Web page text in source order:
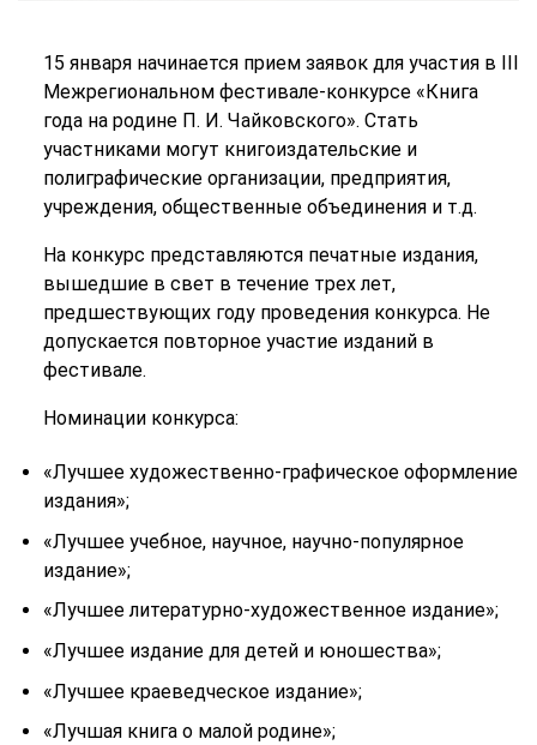
15 января начинается прием заявок для участия в
Межрегиональном фестивале-конкурсе «Книга
года на родине П. И. Чайковского». Стать
участниками могут книгоиздательские и
полиграфические организации, предприятия,
учреждения, общественные объединения и т.д.
На конкурс представляются печатные издания,
вышедшие в свет в течение трех лет,
предшествующих году проведения конкурса. Не
допускается повторное участие изданий в
фестивале.
Номинации конкурса:
«Лучшее художественно-графическое оформление
издания»;
«Лучшее учебное, научное, научно-популярное
издание»;
«Лучшее литературно-художественное издание»;
«Лучшее издание для детей и юношества»;
«Лучшее краеведческое издание»;
«Лучшая книга о малой родине»;